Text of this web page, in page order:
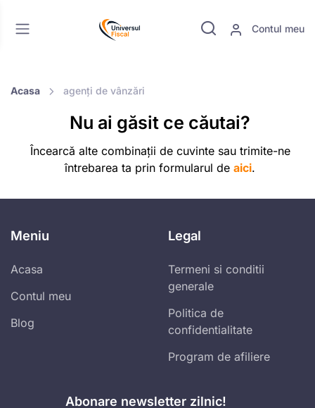
Contul meu
Acasa agenți de vânzări
Nu ai găsit ce căutai?
Încearcă alte combinații de cuvinte sau trimite-ne
întrebarea ta prin formularul de aici.
Meniu
Acasa
Contul meu
Blog
Legal
Termeni si conditii
generale
Politica de
confidentialitate
Program de afiliere
Abonare newsletter zilnic!